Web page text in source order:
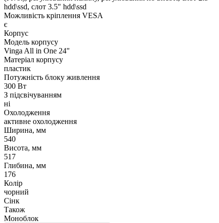
hdd\ssd, слот 3.5" hdd\ssd
Можливість кріплення VESA
є
Корпус
Модель корпусу
Vinga All in One 24"
Матеріал корпусу
пластик
Потужність блоку живлення
300 Вт
З підсвічуванням
ні
Охолодження
активне охолодження
Ширина, мм
540
Висота, мм
517
Глибина, мм
176
Колір
чорний
Сінк
Також
Моноблок